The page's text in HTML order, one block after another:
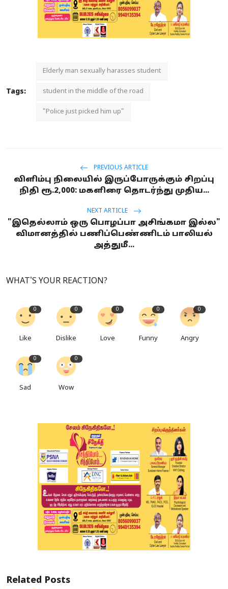
Tags:
Elderly man sexually harasses student
student in the middle of the road
"Police just picked him up"
PREVIOUS ARTICLE
விளிம்பு நிலையில் இருப்போருக்கும் சிறப்பு
நிதி ரூ.2,000: மகளிரை தொடர்ந்து முதிய...
NEXT ARTICLE
"இதெல்லாம் ஒரு பொழப்பா அசிங்கமா இல்ல"
விமானத்தில் பணிப்பெண்ணிடம் பாலியல்
அத்துமீ...
WHAT'S YOUR REACTION?
0
Like
0
Dislike
0
Love
0
Funny
0
Angry
0
Sad
0
Wow
Related Posts